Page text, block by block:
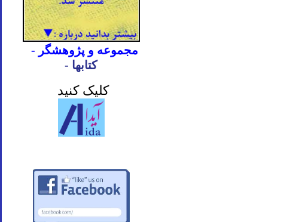
- مجموعه و پژوهشگر
- کتابها
کلیک کنید